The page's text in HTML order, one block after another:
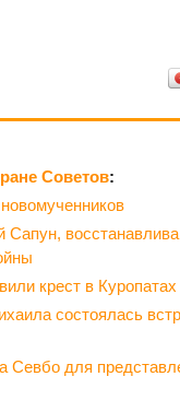
Советов:
Сапун,
крест в
состоялась
Севбо для